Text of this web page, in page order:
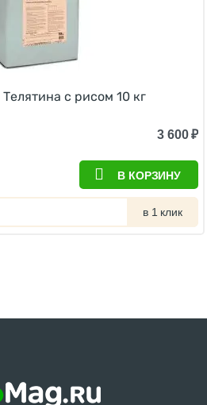
с рисом 10 кг
3 600₽
В КОРЗИНУ
в 1 клик